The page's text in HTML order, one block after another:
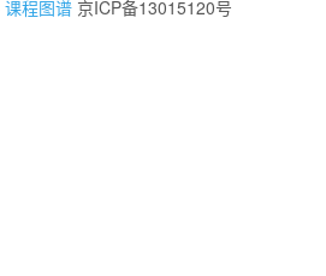
课程图谱京ICP备13015120号